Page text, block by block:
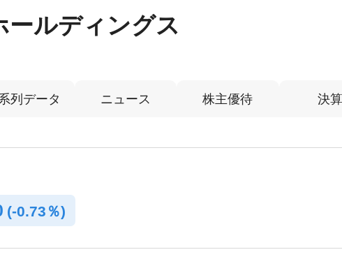
ールディングス
列データ ニュース 株主優待 決算
(-0.73％)